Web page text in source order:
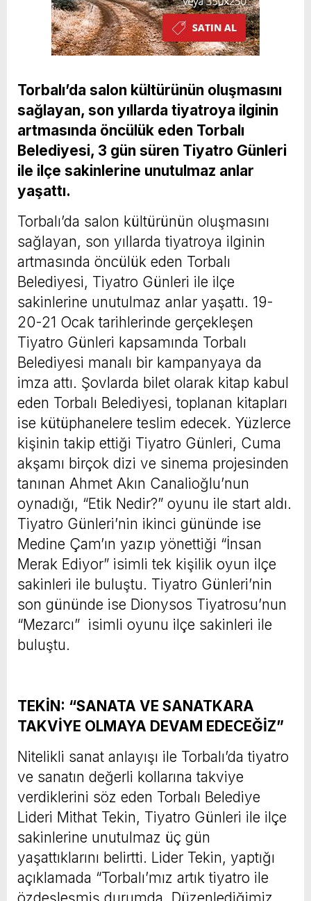
Torbalı’da salon kültürünün oluşmasını
sağlayan, son yıllarda tiyatroya ilginin
artmasında öncülük eden Torbalı
Belediyesi, 3 gün süren Tiyatro Günleri
ile ilçe sakinlerine unutulmaz anlar
yaşattı.
Torbalı’da salon kültürünün oluşmasını
sağlayan, son yıllarda tiyatroya ilginin
artmasında öncülük eden Torbalı
Belediyesi, Tiyatro Günleri ile ilçe
sakinlerine unutulmaz anlar yaşattı. 19-
20-21 Ocak tarihlerinde gerçekleşen
Tiyatro Günleri kapsamında Torbalı
Belediyesi manalı bir kampanyaya da
imza attı. Şovlarda bilet olarak kitap kabul
eden Torbalı Belediyesi, toplanan kitapları
ise kütüphanelere teslim edecek. Yüzlerce
kişinin takip ettiği Tiyatro Günleri, Cuma
akşamı birçok dizi ve sinema projesinden
tanınan Ahmet Akın Canalioğlu’nun
oynadığı, “Etik Nedir?” oyunu ile start aldı.
Tiyatro Günleri’nin ikinci gününde ise
Medine Çam’ın yazıp yönettiği “İnsan
Merak Ediyor” isimli tek kişilik oyun ilçe
sakinleri ile buluştu. Tiyatro Günleri’nin
son gününde ise Dionysos Tiyatrosu’nun
“Mezarcı” isimli oyunu ilçe sakinleri ile
buluştu.
TEKİN: “SANATA VE SANATKARA
TAKVİYE OLMAYA DEVAM EDECEĞİZ”
Nitelikli sanat anlayışı ile Torbalı’da tiyatro
ve sanatın değerli kollarına takviye
verdiklerini söz eden Torbalı Belediye
Lideri Mithat Tekin, Tiyatro Günleri ile ilçe
sakinlerine unutulmaz üç gün
yaşattıklarını belirtti. Lider Tekin, yaptığı
açıklamada “Torbalı’mız artık tiyatro ile